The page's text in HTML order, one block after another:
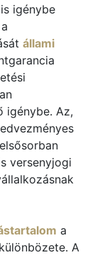
igénybe
állami
igénybe. Az,
versenyjogi
a
A